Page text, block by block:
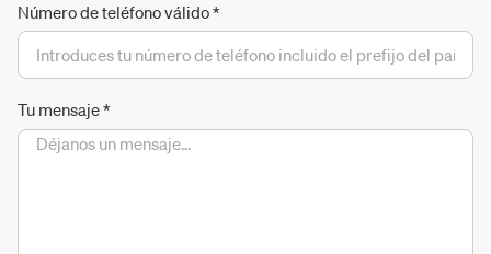
Número de teléfono válido*
Tu mensaje*